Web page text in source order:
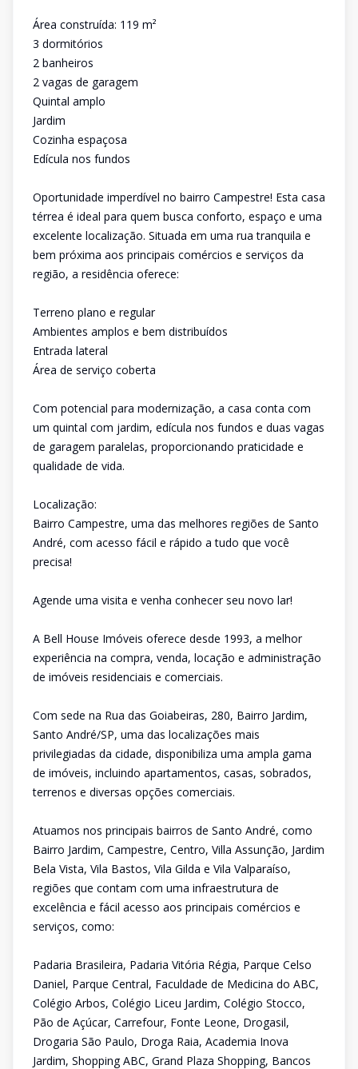
Área construída: 119 m²
3 dormitórios
2 banheiros
2 vagas de garagem
Quintal amplo
Jardim
Cozinha espaçosa
Edícula nos fundos
Oportunidade imperdível no bairro Campestre! Esta casa
térrea é ideal para quem busca conforto, espaço e uma
excelente localização. Situada em uma rua tranquila e
bem próxima aos principais comércios e serviços da
região, a residência oferece:
Terreno plano e regular
Ambientes amplos e bem distribuídos
Entrada lateral
Área de serviço coberta
Com potencial para modernização, a casa conta com
um quintal com jardim, edícula nos fundos e duas vagas
de garagem paralelas, proporcionando praticidade e
qualidade de vida.
Localização:
Bairro Campestre, uma das melhores regiões de Santo
André, com acesso fácil e rápido a tudo que você
precisa!
Agende uma visita e venha conhecer seu novo lar!
A Bell House Imóveis oferece desde 1993, a melhor
experiência na compra, venda, locação e administração
de imóveis residenciais e comerciais.
Com sede na Rua das Goiabeiras, 280, Bairro Jardim,
Santo André/SP, uma das localizações mais
privilegiadas da cidade, disponibiliza uma ampla gama
de imóveis, incluindo apartamentos, casas, sobrados,
terrenos e diversas opções comerciais.
Atuamos nos principais bairros de Santo André, como
Bairro Jardim, Campestre, Centro, Villa Assunção, Jardim
Bela Vista, Vila Bastos, Vila Gilda e Vila Valparaíso,
regiões que contam com uma infraestrutura de
excelência e fácil acesso aos principais comércios e
serviços, como:
Padaria Brasileira, Padaria Vitória Régia, Parque Celso
Daniel, Parque Central, Faculdade de Medicina do ABC,
Colégio Arbos, Colégio Liceu Jardim, Colégio Stocco,
Pão de Açúcar, Carrefour, Fonte Leone, Drogasil,
Drogaria São Paulo, Droga Raia, Academia Inova
Jardim, Shopping ABC, Grand Plaza Shopping, Bancos